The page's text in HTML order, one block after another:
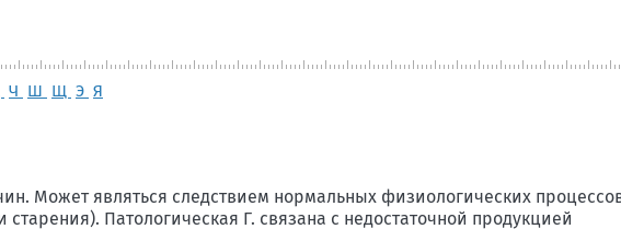
Ч Ш Щ Э Я
Может являться следствием нормальных физиологических
Патологическая Г. связана с недостаточной продукцией